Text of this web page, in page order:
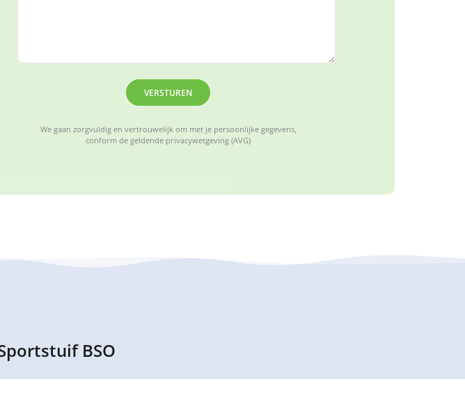
VERSTUREN
We gaan zorgvuldig en vertrouwelijk om met je persoonlijke gegevens,
conform de geldende privacywetgeving (AVG)
BSO